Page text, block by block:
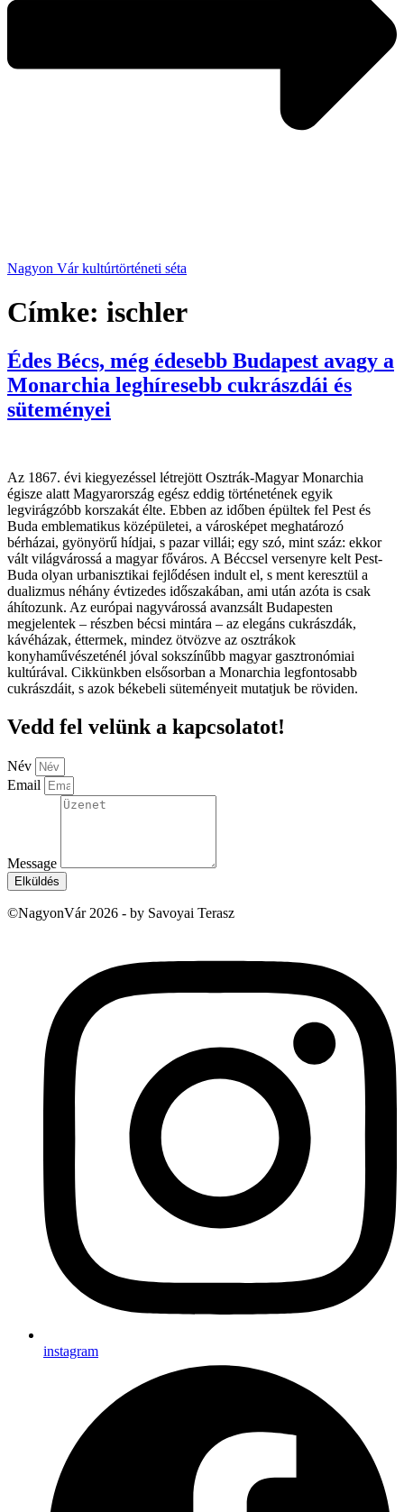
Nagyon Vár kultúrtörténeti séta
Címke: ischler
Édes Bécs, még édesebb Budapest avagy a
Monarchia leghíresebb cukrászdái és
süteményei
Az 1867. évi kiegyezéssel létrejött Osztrák-Magyar Monarchia
égisze alatt Magyarország egész eddig történetének egyik
legvirágzóbb korszakát élte. Ebben az időben épültek fel Pest és
Buda emblematikus középületei, a városképet meghatározó
bérházai, gyönyörű hídjai, s pazar villái; egy szó, mint száz: ekkor
vált világvárossá a magyar főváros. A Béccsel versenyre kelt Pest-
Buda olyan urbanisztikai fejlődésen indult el, s ment keresztül a
dualizmus néhány évtizedes időszakában, ami után azóta is csak
áhítozunk. Az európai nagyvárossá avanzsált Budapesten
megjelentek – részben bécsi mintára – az elegáns cukrászdák,
kávéházak, éttermek, mindez ötvözve az osztrákok
konyhaművészeténél jóval sokszínűbb magyar gasztronómiai
kultúrával. Cikkünkben elsősorban a Monarchia legfontosabb
cukrászdáit, s azok békebeli süteményeit mutatjuk be röviden.
Vedd fel velünk a kapcsolatot!
Név
Email
Message
Elküldés
©NagyonVár 2026 - by Savoyai Terasz
instagram